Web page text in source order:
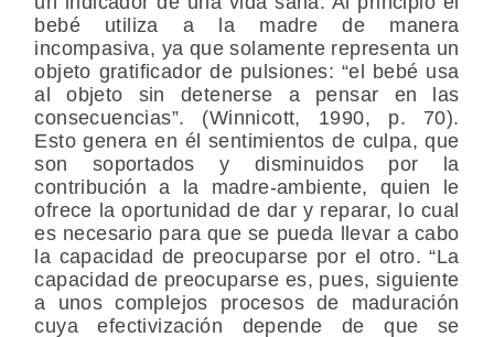
bebé utiliza a la madre de manera
incompasiva, ya que solamente representa un
objeto gratificador de pulsiones: “el bebé usa
al objeto sin detenerse a pensar en las
consecuencias”. (Winnicott, 1990, p. 70).
Esto genera en él sentimientos de culpa, que
son soportados y disminuidos por la
contribución a la madre-ambiente, quien le
ofrece la oportunidad de dar y reparar, lo cual
es necesario para que se pueda llevar a cabo
la capacidad de preocuparse por el otro. “La
capacidad de preocuparse es, pues, siguiente
a unos complejos procesos de maduración
cuya efectivización depende de que se